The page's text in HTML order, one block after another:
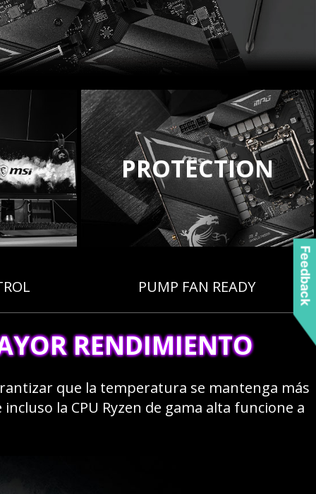
PROTECTION
PUMP FAN READY
RENDIMIENTO
que la temperatura se mantenga más
la CPU Ryzen de gama alta funcione a
Feedback